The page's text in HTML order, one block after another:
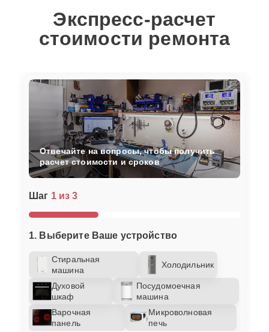
Экспресс-расчет
стоимости ремонта
Шаг 1 из 3
1. Выберите Ваше устройство
Стиральная
машина
Холодильник
Духовой
шкаф
Посудомоечная
машина
Варочная
панель
Микроволновая
печь
Отвечайте на вопросы, чтобы получить
расчет стоимости и сроков